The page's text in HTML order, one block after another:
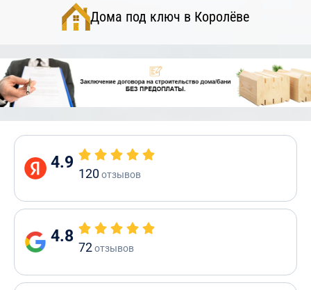
Дома под ключ в Королёве
4.9
120отзывов
4.8
72отзывов